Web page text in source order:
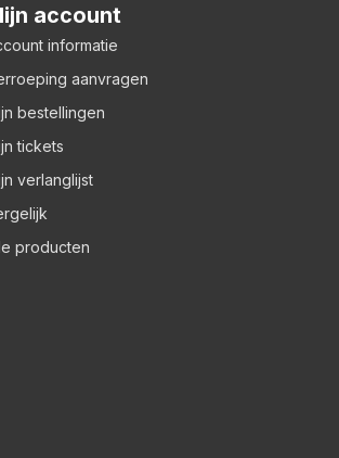
account
informatie
aanvragen
bestellingen
tickets
verlanglijst
producten